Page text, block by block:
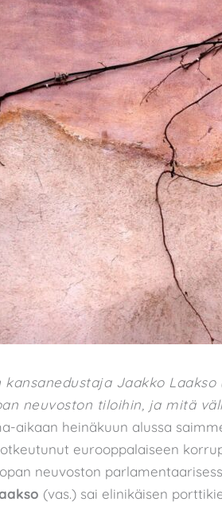
Jaakko Laakso
neuvoston tiloihin, ja mitä
aikaan heinäkuun alussa
eurooppalaiseen
neuvoston
(vas.) sai elinikäisen